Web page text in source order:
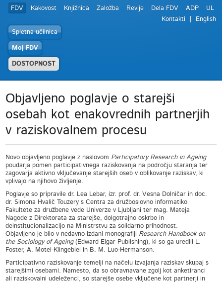
FDV Kakovost Knjižnica Založba Revije Dela FDV ADP
UL
Kontakti
English
Spletna učilnica
Moj FDV
DOSTOPNOST
Objavljeno poglavje o starejši
osebah kot enakovrednih partnerjih
v raziskovalnem procesu
Novo objavljeno poglavje z naslovom Participatory Research in Ageing
poudarja pomen participativnega raziskovanja na področju staranja ter
zagovarja aktivno vključevanje starejših oseb v oblikovanje raziskav, ki
vplivajo na njihovo življenje.
Poglavje so pripravile dr. Lea Lebar, izr. prof. dr. Vesna Dolničar in doc.
dr. Simona Hvalič Touzery s Centra za družboslovno informatiko
Fakultete za družbene vede Univerze v Ljubljani ter mag. Mateja
Nagode z Direktorata za starejše, dolgotrajno oskrbo in
deinstitucionalizacijo na Ministrstvu za solidarno prihodnost.
Objavljeno je bilo v nedavno izdani monografiji Research Handbook on
the Sociology of Ageing(Edward Elgar Publishing), ki so ga uredili L.
Foster, A. Motel-Klingebiel in B. M. Luo-Hermanson.
Participativno raziskovanje temelji na načelu izvajanja raziskav skupaj s
starejšimi osebami. Namesto, da so obravnavane zgolj kot anketiranci
ali raziskovalni udeleženci, so starejše osebe vključene kot partnerji in